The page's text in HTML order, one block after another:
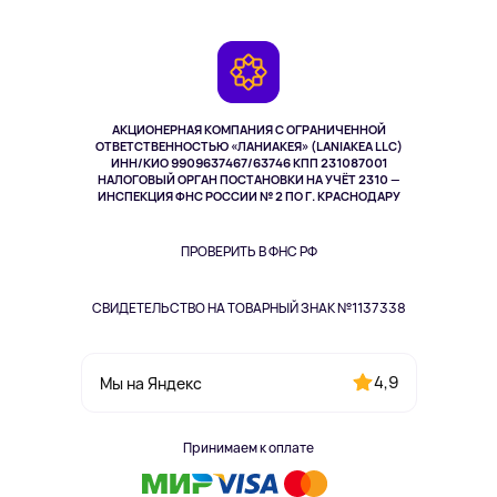
АКЦИОНЕРНАЯ КОМПАНИЯ С ОГРАНИЧЕННОЙ
ОТВЕТСТВЕННОСТЬЮ «ЛАНИАКЕЯ» (LANIAKEA LLC)
ИНН/КИО 9909637467/63746 КПП 231087001
НАЛОГОВЫЙ ОРГАН ПОСТАНОВКИ НА УЧЁТ 2310 —
ИНСПЕКЦИЯ ФНС РОССИИ № 2 ПО Г. КРАСНОДАРУ
ПРОВЕРИТЬ В ФНС РФ
СВИДЕТЕЛЬСТВО НА ТОВАРНЫЙ ЗНАК №1137338
Мы на Яндекс 4,9
Принимаем к оплате
Здоровье питомцев
Одежда и аксессуары